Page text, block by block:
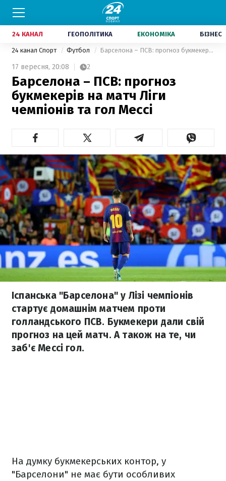
24 КАНАЛ ГЕОПОЛІТИКА ЕКОНОМІКА БІЗНЕС
24 канал Спорт Футбол Барселона – ПСВ: прогноз букмекерів на матч Ліги чемпіонів та гол Мессі
17 вересня, 20:08 2
Барселона – ПСВ: прогноз
букмекерів на матч Ліги
чемпіонів та гол Мессі
Іспанська "Барселона" у Лізі чемпіонів
стартує домашнім матчем проти
голландського ПСВ. Букмекери дали свій
прогноз на цей матч. А також на те, чи
заб'є Мессі гол.
На думку букмекерських контор, у
"Барселони" не має бути особливих